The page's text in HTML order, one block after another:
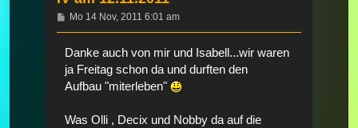
Beitrag
Mo 14 Nov, 2011 6:01 am
Danke auch von mir und Isabell...wir waren
ja Freitag schon da und durften den
Aufbau "miterleben"
Was Olli , Decix und Nobby da auf die